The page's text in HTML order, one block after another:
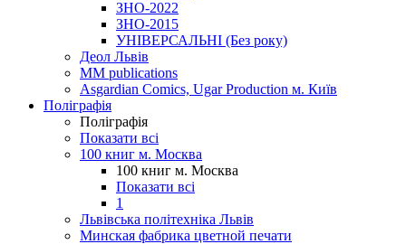
ЗНО-2022
ЗНО-2015
УНІВЕРСАЛЬНІ (Без року)
Деол Львів
MM publications
Asgardian Comics, Ugar Production м. Київ
Поліграфія
Поліграфія
Показати всі
100 книг м. Москва
100 книг м. Москва
Показати всі
1
Львівська політехніка Львів
Минская фабрика цветной печати